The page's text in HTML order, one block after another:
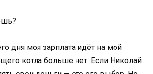
дня моя зарплата идёт на мой
котла больше нет. Если Николай